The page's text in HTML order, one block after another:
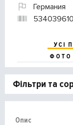
Германия
534039610
УСІ
ФОТО
Фільтри та
Опис